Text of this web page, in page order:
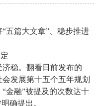
五篇大文章”、稳步推进
稳。翻看日前发布的
发展第十五个五年规划
金融”被提及的次数达十
确提出。